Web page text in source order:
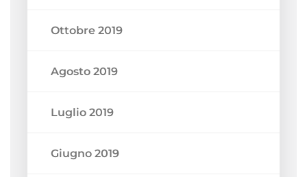
Ottobre 2019
Agosto 2019
Luglio 2019
Giugno 2019